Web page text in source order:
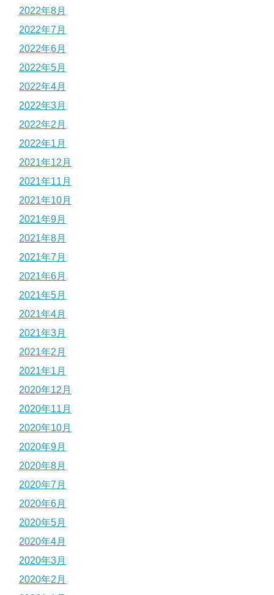
2022年8月
2022年7月
2022年6月
2022年5月
2022年4月
2022年3月
2022年2月
2022年1月
2021年12月
2021年11月
2021年10月
2021年9月
2021年8月
2021年7月
2021年6月
2021年5月
2021年4月
2021年3月
2021年2月
2021年1月
2020年12月
2020年11月
2020年10月
2020年9月
2020年8月
2020年7月
2020年6月
2020年5月
2020年4月
2020年3月
2020年2月